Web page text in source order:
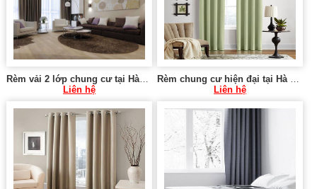
Rèm vải 2 lớp chung cư tại Hà Cầu, Hà Đông
Liên hệ
Rèm chung cư hiện đại tại Hà Nội 0975 765 295 VU077
Liên hệ